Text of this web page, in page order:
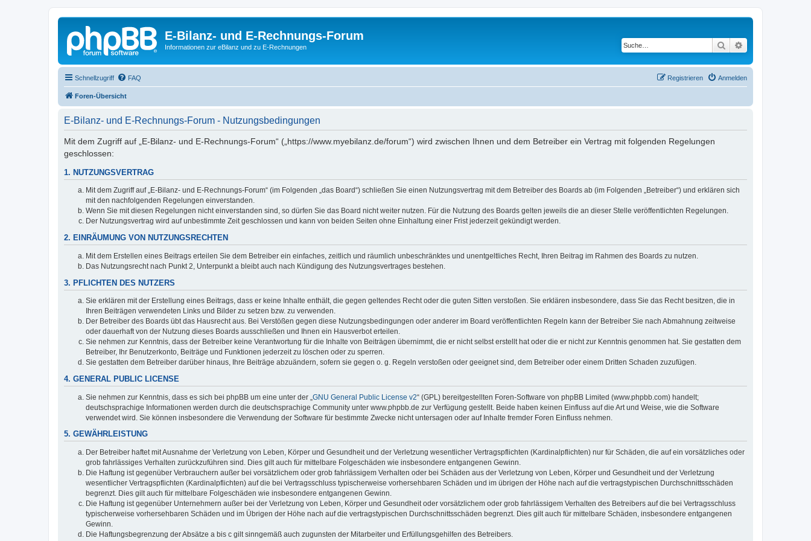
E-Bilanz- und E-Rechnungs-Forum
Informationen zur eBilanz und zu E-Rechnungen Suche
Schnellzugriff FAQ Anmelden
Registrieren
Foren-Übersicht
E-Bilanz- und E-Rechnungs-Forum - Nutzungsbedingungen
Mit dem Zugriff auf „E-Bilanz- und E-Rechnungs-Forum“ („https://www.myebilanz.de/forum“) wird zwischen Ihnen und dem Betreiber ein Vertrag mit folgenden Regelungen
geschlossen:
1. NUTZUNGSVERTRAG
Mit dem Zugriff auf „E-Bilanz- und E-Rechnungs-Forum“ (im Folgenden „das Board“) schließen Sie einen Nutzungsvertrag mit dem Betreiber des Boards ab (im Folgenden „Betreiber“) und erklären sich
mit den nachfolgenden Regelungen einverstanden.
Wenn Sie mit diesen Regelungen nicht einverstanden sind, so dürfen Sie das Board nicht weiter nutzen. Für die Nutzung des Boards gelten jeweils die an dieser Stelle veröffentlichten Regelungen.
Der Nutzungsvertrag wird auf unbestimmte Zeit geschlossen und kann von beiden Seiten ohne Einhaltung einer Frist jederzeit gekündigt werden.
2. EINRÄUMUNG VON NUTZUNGSRECHTEN
Mit dem Erstellen eines Beitrags erteilen Sie dem Betreiber ein einfaches, zeitlich und räumlich unbeschränktes und unentgeltliches Recht, Ihren Beitrag im Rahmen des Boards zu nutzen.
Das Nutzungsrecht nach Punkt 2, Unterpunkt a bleibt auch nach Kündigung des Nutzungsvertrages bestehen.
3. PFLICHTEN DES NUTZERS
Sie erklären mit der Erstellung eines Beitrags, dass er keine Inhalte enthält, die gegen geltendes Recht oder die guten Sitten verstoßen. Sie erklären insbesondere, dass Sie das Recht besitzen, die in
Ihren Beiträgen verwendeten Links und Bilder zu setzen bzw. zu verwenden.
Der Betreiber des Boards übt das Hausrecht aus. Bei Verstößen gegen diese Nutzungsbedingungen oder anderer im Board veröffentlichten Regeln kann der Betreiber Sie nach Abmahnung zeitweise
oder dauerhaft von der Nutzung dieses Boards ausschließen und Ihnen ein Hausverbot erteilen.
Sie nehmen zur Kenntnis, dass der Betreiber keine Verantwortung für die Inhalte von Beiträgen übernimmt, die er nicht selbst erstellt hat oder die er nicht zur Kenntnis genommen hat. Sie gestatten dem
Betreiber, Ihr Benutzerkonto, Beiträge und Funktionen jederzeit zu löschen oder zu sperren.
Sie gestatten dem Betreiber darüber hinaus, Ihre Beiträge abzuändern, sofern sie gegen o. g. Regeln verstoßen oder geeignet sind, dem Betreiber oder einem Dritten Schaden zuzufügen.
4. GENERAL PUBLIC LICENSE
Sie nehmen zur Kenntnis, dass es sich bei phpBB um eine unter der „ GNU General Public License v2“ (GPL) bereitgestellten Foren-Software von phpBB Limited (www.phpbb.com) handelt;
deutschsprachige Informationen werden durch die deutschsprachige Community unter www.phpbb.de zur Verfügung gestellt. Beide haben keinen Einfluss auf die Art und Weise, wie die Software
verwendet wird. Sie können insbesondere die Verwendung der Software für bestimmte Zwecke nicht untersagen oder auf Inhalte fremder Foren Einfluss nehmen.
5. GEWÄHRLEISTUNG
Der Betreiber haftet mit Ausnahme der Verletzung von Leben, Körper und Gesundheit und der Verletzung wesentlicher Vertragspflichten (Kardinalpflichten) nur für Schäden, die auf ein vorsätzliches oder
grob fahrlässiges Verhalten zurückzuführen sind. Dies gilt auch für mittelbare Folgeschäden wie insbesondere entgangenen Gewinn.
Die Haftung ist gegenüber Verbrauchern außer bei vorsätzlichem oder grob fahrlässigem Verhalten oder bei Schäden aus der Verletzung von Leben, Körper und Gesundheit und der Verletzung
wesentlicher Vertragspflichten (Kardinalpflichten) auf die bei Vertragsschluss typischerweise vorhersehbaren Schäden und im übrigen der Höhe nach auf die vertragstypischen Durchschnittsschäden
begrenzt. Dies gilt auch für mittelbare Folgeschäden wie insbesondere entgangenen Gewinn.
Die Haftung ist gegenüber Unternehmern außer bei der Verletzung von Leben, Körper und Gesundheit oder vorsätzlichem oder grob fahrlässigem Verhalten des Betreibers auf die bei Vertragsschluss
typischerweise vorhersehbaren Schäden und im Übrigen der Höhe nach auf die vertragstypischen Durchschnittsschäden begrenzt. Dies gilt auch für mittelbare Schäden, insbesondere entgangenen
Gewinn.
Die Haftungsbegrenzung der Absätze a bis c gilt sinngemäß auch zugunsten der Mitarbeiter und Erfüllungsgehilfen des Betreibers.